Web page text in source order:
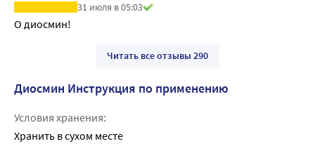
31 июля в 05:03
О диосмин!
Читать все отзывы 290
Диосмин Инструкция по применению
Условия хранения:
Хранить в сухом месте